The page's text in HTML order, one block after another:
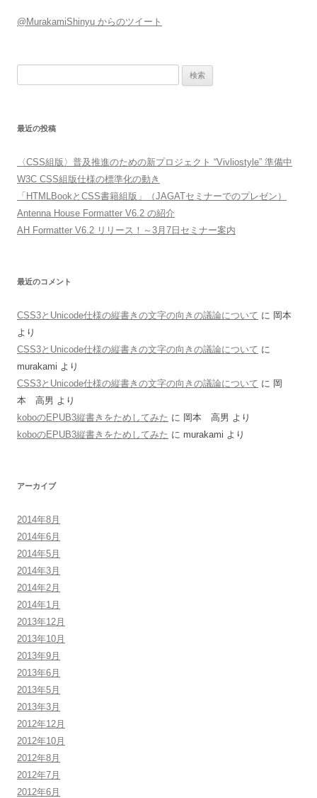
@MurakamiShinyu からのツイート
最近の投稿
〈CSS組版〉普及推進のための新プロジェクト “Vivliostyle” 準備中
W3C CSS組版仕様の標準化の動き
「HTMLBookとCSS書籍組版」（JAGATセミナーでのプレゼン）
Antenna House Formatter V6.2 の紹介
AH Formatter V6.2 リリース！～3月7日セミナー案内
最近のコメント
CSS3とUnicode仕様の縦書きの文字の向きの議論について に 岡本
より
CSS3とUnicode仕様の縦書きの文字の向きの議論について に
murakami より
CSS3とUnicode仕様の縦書きの文字の向きの議論について に 岡
本 高男 より
koboのEPUB3縦書きをためしてみた に 岡本 高男 より
koboのEPUB3縦書きをためしてみた に murakami より
アーカイブ
2014年8月
2014年6月
2014年5月
2014年3月
2014年2月
2014年1月
2013年12月
2013年10月
2013年9月
2013年6月
2013年5月
2013年3月
2012年12月
2012年10月
2012年8月
2012年7月
2012年6月